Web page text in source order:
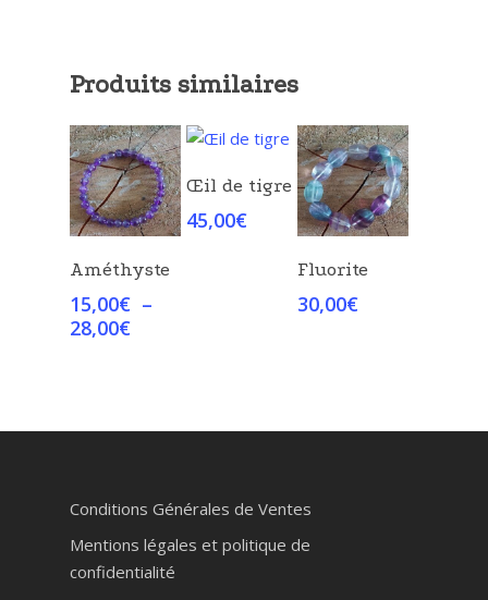
Produits similaires
Choix Des
Options
Améthyste
15,00€ –
28,00€Plage
Choix Des
Options
Œil de tigre
45,00€
Choix Des
Fluorite
30,00€
Conditions Générales de Ventes
Mentions légales et politique de
confidentialité